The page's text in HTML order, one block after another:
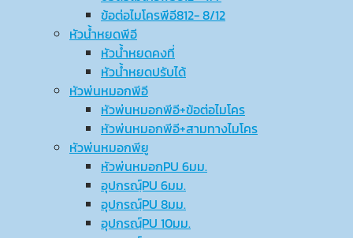
ข้อต่อไมโครพีอี812- 8/12
หัวน้ำหยดพีอี
หัวน้ำหยดคงที่
หัวน้ำหยดปรับได้
หัวพ่นหมอกพีอี
หัวพ่นหมอกพีอี+ข้อต่อไมโคร
หัวพ่นหมอกพีอี+สามทางไมโคร
หัวพ่นหมอกพียู
หัวพ่นหมอกPU 6มม.
อุปกรณ์ฺPU 6มม.
อุปกรณ์ฺPU 8มม.
อุปกรณ์ฺPU 10มม.